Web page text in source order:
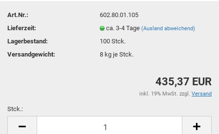
Art.Nr.:
602.80.01.105
Lieferzeit:
ca. 3-4 Tage(Ausland abweichend)
Lagerbestand: 100Stck.
Versandgewicht:
8 kg je Stck.
435,37 EUR
inkl. 19% MwSt. zzgl. Versand
Stck.: